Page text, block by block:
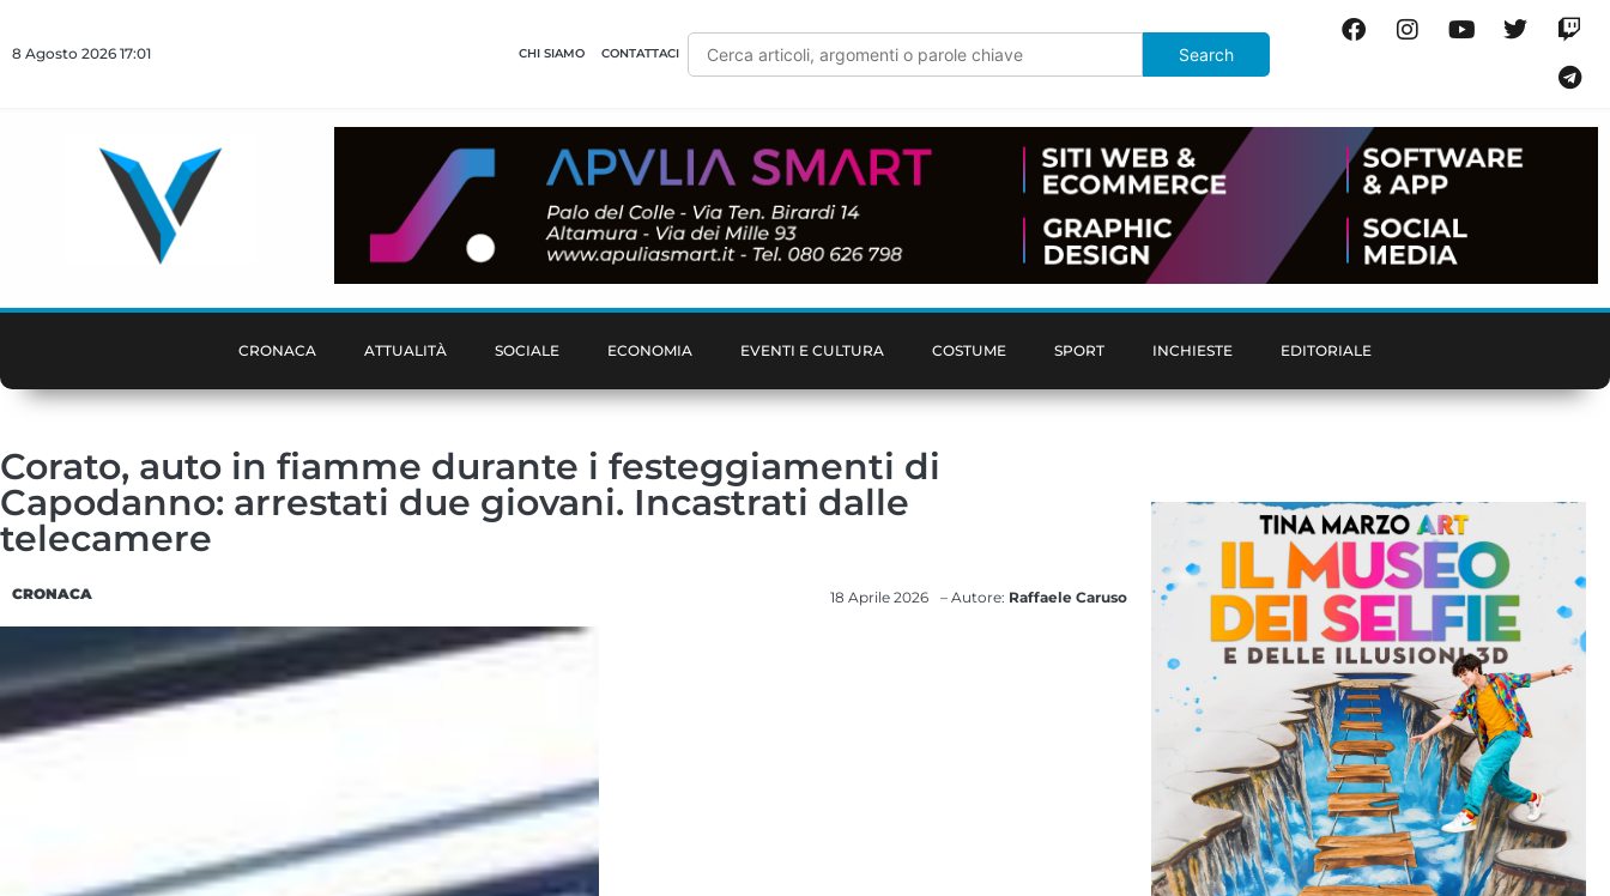
8 Agosto 2026 17:01 CHI SIAMO CONTATTACI
CRONACA ATTUALITÀ SOCIALE ECONOMIA EVENTI E CULTURA COSTUME SPORT INCHIESTE EDITORIALE
Corato, auto in fiamme durante i festeggiamenti di
Capodanno: arrestati due giovani. Incastrati dalle
telecamere
CRONACA 18 Aprile 2026 – Autore: Raffaele Caruso